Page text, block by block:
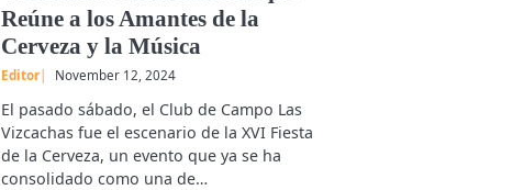
Reúne a los Amantes de la
Cerveza y la Música
Editor November 12, 2024
El pasado sábado, el Club de Campo Las
Vizcachas fue el escenario de la XVI Fiesta
de la Cerveza, un evento que ya se ha
consolidado como una de…